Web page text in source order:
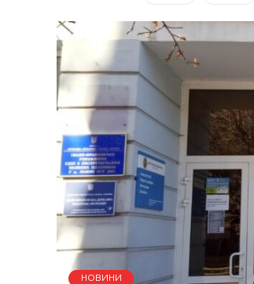
НОВИНИ